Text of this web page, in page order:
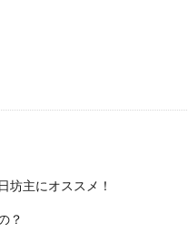
坊主にオススメ！
？